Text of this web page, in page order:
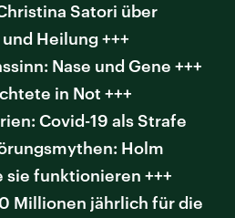
Satori über
Heilung +++
Nase und Gene +++
in Not +++
Covid-19 als Strafe
Holm
funktionieren +++
Millionen jährlich für die